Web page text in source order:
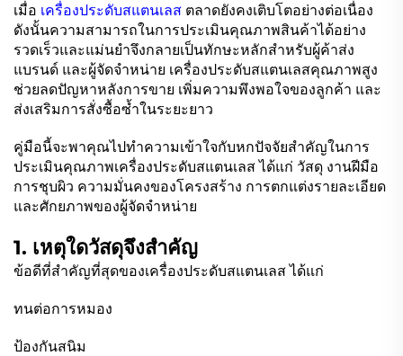
เมื่อ เครื่องประดับสแตนเลส ตลาดยังคงเติบโตอย่างต่อเนื่อง
ดังนั้นความสามารถในการประเมินคุณภาพสินค้าได้อย่าง
รวดเร็วและแม่นยำจึงกลายเป็นทักษะหลักสำหรับผู้ค้าส่ง
แบรนด์ และผู้จัดจำหน่าย เครื่องประดับสแตนเลสคุณภาพสูง
ช่วยลดปัญหาหลังการขาย เพิ่มความพึงพอใจของลูกค้า และ
ส่งเสริมการสั่งซื้อซ้ำในระยะยาว
คู่มือนี้จะพาคุณไปทำความเข้าใจกับหกปัจจัยสำคัญในการ
ประเมินคุณภาพเครื่องประดับสแตนเลส ได้แก่ วัสดุ งานฝีมือ
การชุบผิว ความมั่นคงของโครงสร้าง การตกแต่งรายละเอียด
และศักยภาพของผู้จัดจำหน่าย
1. เหตุใดวัสดุจึงสำคัญ
ข้อดีที่สำคัญที่สุดของเครื่องประดับสแตนเลส ได้แก่
ทนต่อการหมอง
ป้องกันสนิม